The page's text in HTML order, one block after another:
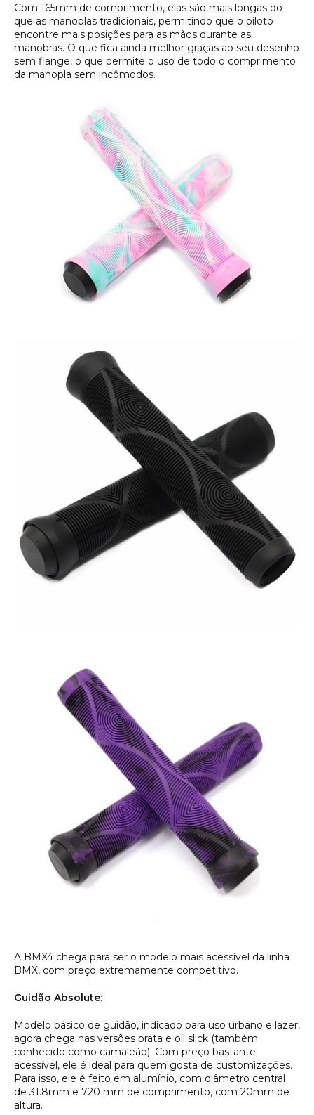
Com 165mm de comprimento, elas são mais longas do
que as manoplas tradicionais, permitindo que o piloto
encontre mais posições para as mãos durante as
manobras. O que fica ainda melhor graças ao seu desenho
sem flange, o que permite o uso de todo o comprimento
da manopla sem incômodos.
A BMX4 chega para ser o modelo mais acessível da linha
BMX, com preço extremamente competitivo.
Guidão Absolute:
Modelo básico de guidão, indicado para uso urbano e lazer,
agora chega nas versões prata e oil slick (também
conhecido como camaleão). Com preço bastante
acessível, ele é ideal para quem gosta de customizações.
Para isso, ele é feito em alumínio, com diâmetro central
de 31.8mm e 720 mm de comprimento, com 20mm de
altura.